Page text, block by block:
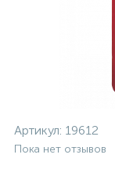
Артикул: 19612
Пока нет отзывов